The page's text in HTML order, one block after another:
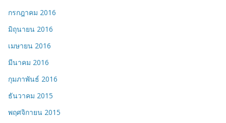
กรกฎาคม 2016
มิถุนายน 2016
เมษายน 2016
มีนาคม 2016
กุมภาพันธ์ 2016
ธันวาคม 2015
พฤศจิกายน 2015